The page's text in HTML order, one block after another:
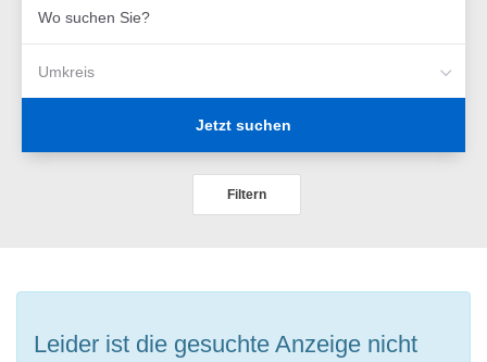
suchen
Umkreis
Jetzt suchen
Filtern
Leider ist die gesuchte Anzeige nicht